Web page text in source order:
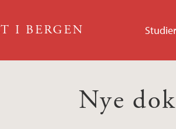
I BERGEN Studier
Nye